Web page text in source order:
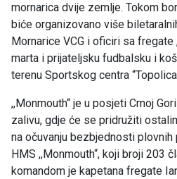
mornarica dvije zemlje. Tokom
biće organizovano više
Mornarice VCG i oficiri sa fregate
marta i prijateljsku fudbalsku i
terenu Sportskog centra
,,Monmouth“ je u posjeti Crnoj
zalivu, gdje će se pridružiti
na očuvanju bezbjednosti plovnih
HMS ,,Monmouth“, koji broji 203
komandom je kapetana fregate